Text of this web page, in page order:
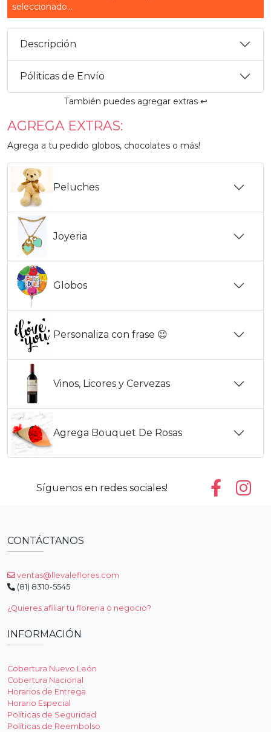
seleccionado...
Descripción
Póliticas de Envío
También puedes agregar extras ↩️
AGREGA EXTRAS:
Agrega a tu pedido globos, chocolates o más!
Peluches
Joyeria
Globos
Personaliza con frase 😉
Vinos, Licores y Cervezas
Agrega Bouquet De Rosas
Síguenos en redes sociales!
CONTÁCTANOS
ventas@llevaleflores.com
(81) 8310-5545
¿Quieres afiliar tu floreria o negocio?
INFORMACIÓN
Cobertura Nuevo León
Cobertura Nacional
Horarios de Entrega
Horario Especial
Políticas de Seguridad
Políticas de Reembolso